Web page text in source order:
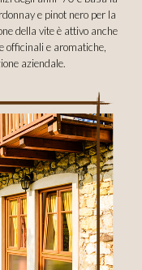
e pinot nero per la
della vite è attivo anche
officinali e aromatiche,
aziendale.